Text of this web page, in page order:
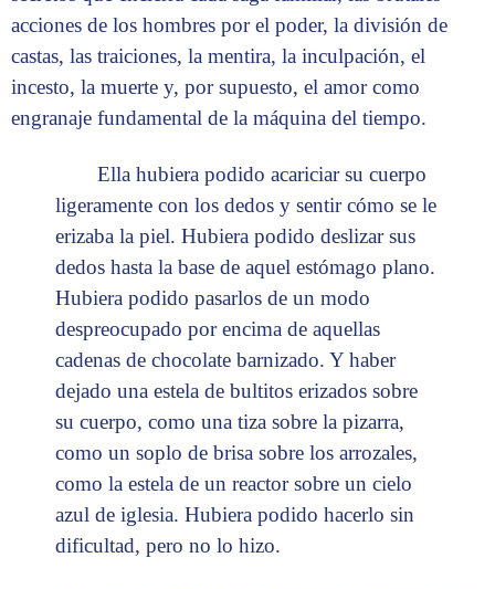
acciones de los hombres por el poder, la división de
castas, las traiciones, la mentira, la inculpación, el
incesto, la muerte y, por supuesto, el amor como
engranaje fundamental de la máquina del tiempo.
Ella hubiera podido acariciar su cuerpo
ligeramente con los dedos y sentir cómo se le
erizaba la piel. Hubiera podido deslizar sus
dedos hasta la base de aquel estómago plano.
Hubiera podido pasarlos de un modo
despreocupado por encima de aquellas
cadenas de chocolate barnizado. Y haber
dejado una estela de bultitos erizados sobre
su cuerpo, como una tiza sobre la pizarra,
como un soplo de brisa sobre los arrozales,
como la estela de un reactor sobre un cielo
azul de iglesia. Hubiera podido hacerlo sin
dificultad, pero no lo hizo.